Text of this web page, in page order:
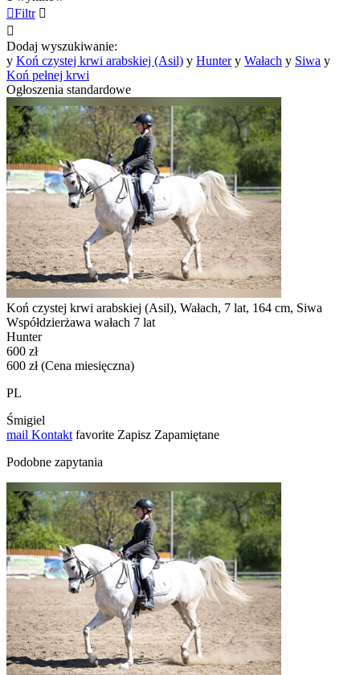
Filtr 

Dodaj wyszukiwanie:
y Koń czystej krwi arabskiej (Asil) y Hunter y Wałach y Siwa y
Koń pełnej krwi
Ogłoszenia standardowe
Koń czystej krwi arabskiej (Asil), Wałach, 7 lat, 164 cm, Siwa
Współdzierżawa wałach 7 lat
Hunter
600 zł
600 zł (Cena miesięczna)
PL
Śmigiel
mail Kontakt favorite Zapisz Zapamiętane
Podobne zapytania